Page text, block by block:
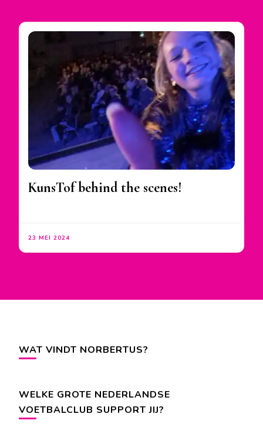
KunsTof behind the scenes!
23 MEI 2024
WAT VINDT NORBERTUS?
WELKE GROTE NEDERLANDSE
VOETBALCLUB SUPPORT JIJ?